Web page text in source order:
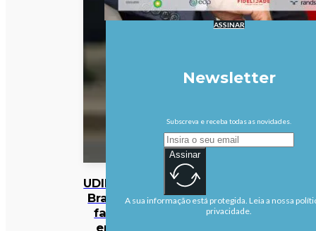
UDIPSS
Braga
fala
em
ASSINAR
Newsletter
Subscreva e receba todas as novidades.
Assinar
A sua informação está protegida. Leia a nossa
privacidade.